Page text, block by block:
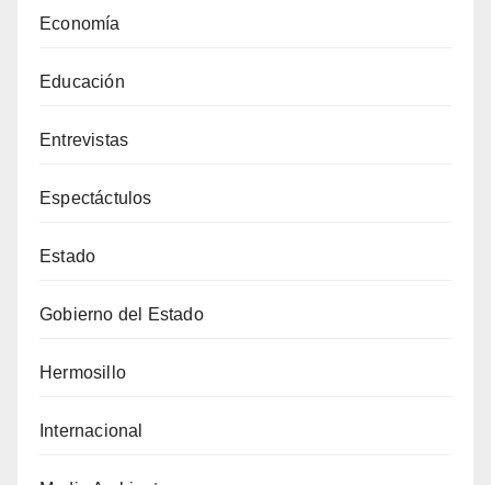
Economía
Educación
Entrevistas
Espectáctulos
Estado
Gobierno del Estado
Hermosillo
Internacional